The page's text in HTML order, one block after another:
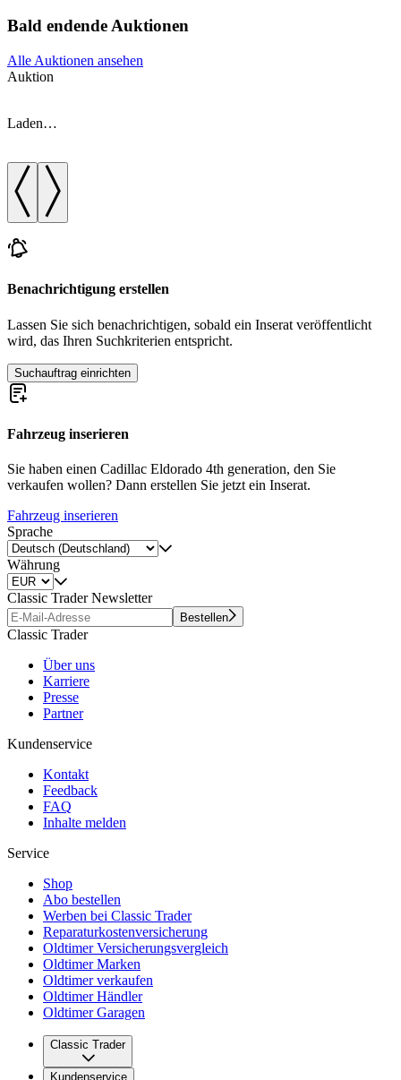
Bald endende Auktionen
Alle Auktionen ansehen
Auktion
Laden…
Benachrichtigung erstellen
Lassen Sie sich benachrichtigen, sobald ein Inserat veröffentlicht
wird, das Ihren Suchkriterien entspricht.
Suchauftrag einrichten
Fahrzeug inserieren
Sie haben einen Cadillac Eldorado 4th generation, den Sie
verkaufen wollen? Dann erstellen Sie jetzt ein Inserat.
Fahrzeug inserieren
Sprache
Währung
Classic Trader Newsletter
Bestellen
Classic Trader
Über uns
Karriere
Presse
Partner
Kundenservice
Kontakt
Feedback
FAQ
Inhalte melden
Service
Shop
Abo bestellen
Werben bei Classic Trader
Reparaturkostenversicherung
Oldtimer Versicherungsvergleich
Oldtimer Marken
Oldtimer verkaufen
Oldtimer Händler
Oldtimer Garagen
Classic Trader
Über uns
Kundenservice